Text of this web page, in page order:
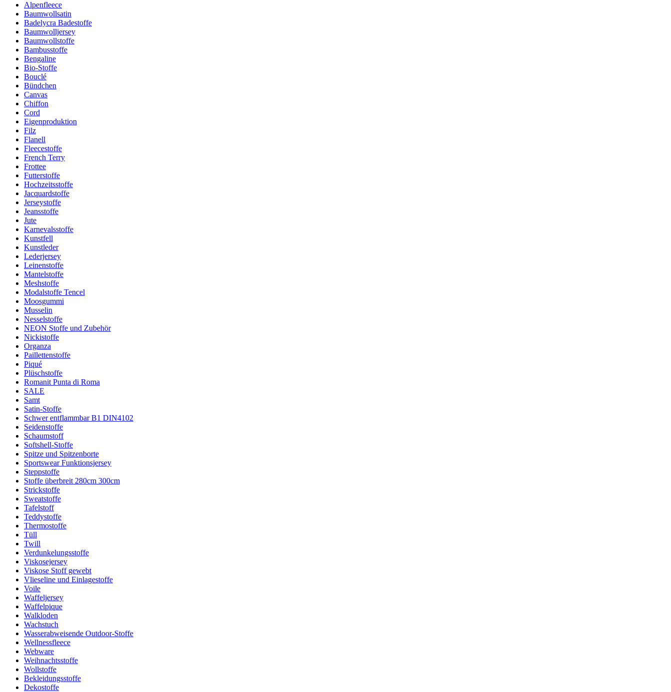
Alpenfleece
Baumwollsatin
Badelycra Badestoffe
Baumwolljersey
Baumwollstoffe
Bambusstoffe
Bengaline
Bio-Stoffe
Bouclé
Bündchen
Canvas
Chiffon
Cord
Eigenproduktion
Filz
Flanell
Fleecestoffe
French Terry
Frottee
Futterstoffe
Hochzeitsstoffe
Jacquardstoffe
Jerseystoffe
Jeansstoffe
Jute
Karnevalsstoffe
Kunstfell
Kunstleder
Lederjersey
Leinenstoffe
Mantelstoffe
Meshstoffe
Modalstoffe Tencel
Moosgummi
Musselin
Nesselstoffe
NEON Stoffe und Zubehör
Nickistoffe
Organza
Paillettenstoffe
Piqué
Plüschstoffe
Romanit Punta di Roma
SALE
Samt
Satin-Stoffe
Schwer entflammbar B1 DIN4102
Seidenstoffe
Schaumstoff
Softshell-Stoffe
Spitze und Spitzenborte
Sportswear Funktionsjersey
Steppstoffe
Stoffe überbreit 280cm 300cm
Strickstoffe
Sweatstoffe
Tafelstoff
Teddystoffe
Thermostoffe
Tüll
Twill
Verdunkelungsstoffe
Viskosejersey
Viskose Stoff gewebt
Vlieseline und Einlagestoffe
Voile
Waffeljersey
Waffelpique
Walkloden
Wachstuch
Wasserabweisende Outdoor-Stoffe
Wellnessfleece
Webware
Weihnachtsstoffe
Wollstoffe
Bekleidungsstoffe
Dekostoffe